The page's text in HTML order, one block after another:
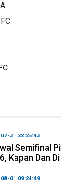
31 22:25:43
Semifinal
Kapan Dan
01 09:24:49